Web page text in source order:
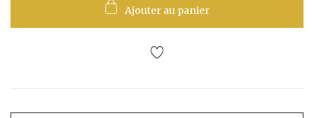
Ajouter au panier